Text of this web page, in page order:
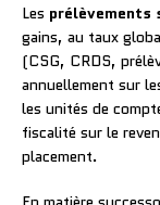
Les prélèvements
gains, au taux
(CSG, CRDS,
annuellement sur
les unités de
fiscalité sur le
placement.